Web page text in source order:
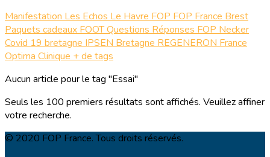
Manifestation Les Echos Le Havre FOP FOP France Brest
Paquets cadeaux FOOTQuestions Réponses FOP Necker
Covid 19 bretagne IPSEN Bretagne REGENERON France
Optima Clinique + de tags
Aucun article pour le tag "Essai"
Seuls les 100 premiers résultats sont affichés. Veuillez affiner
votre recherche.
© 2020 FOP France. Tous droits réservés.